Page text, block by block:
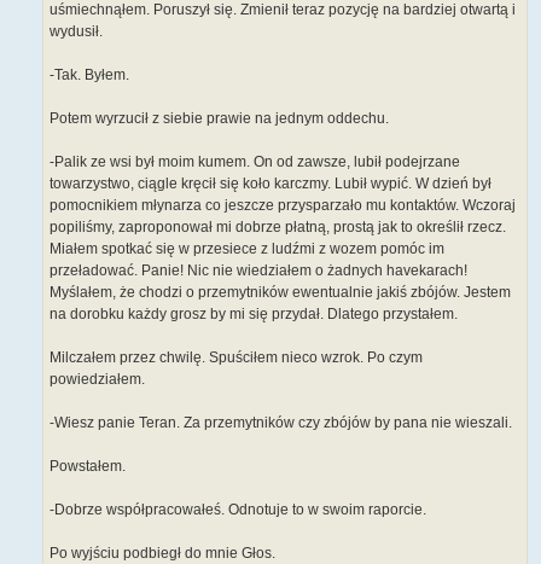
uśmiechnąłem. Poruszył się. Zmienił teraz pozycję na bardziej otwartą i
wydusił.
-Tak. Byłem.
Potem wyrzucił z siebie prawie na jednym oddechu.
-Palik ze wsi był moim kumem. On od zawsze, lubił podejrzane
towarzystwo, ciągle kręcił się koło karczmy. Lubił wypić. W dzień był
pomocnikiem młynarza co jeszcze przysparzało mu kontaktów. Wczoraj
popiliśmy, zaproponował mi dobrze płatną, prostą jak to określił rzecz.
Miałem spotkać się w przesiece z ludźmi z wozem pomóc im
przeładować. Panie! Nic nie wiedziałem o żadnych havekarach!
Myślałem, że chodzi o przemytników ewentualnie jakiś zbójów. Jestem
na dorobku każdy grosz by mi się przydał. Dlatego przystałem.
Milczałem przez chwilę. Spuściłem nieco wzrok. Po czym
powiedziałem.
-Wiesz panie Teran. Za przemytników czy zbójów by pana nie wieszali.
Powstałem.
-Dobrze współpracowałeś. Odnotuje to w swoim raporcie.
Po wyjściu podbiegł do mnie Głos.